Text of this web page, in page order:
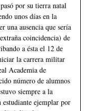
por su tierra natal
unos días en la
una ausencia que sería
coincidencia) de
a ésta el 12 de
la carrera militar
Academia de
número de alumnos
siempre a la
ejemplar por